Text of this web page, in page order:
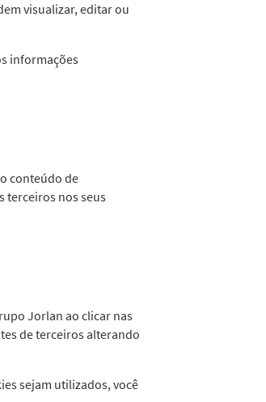
visualizar, editar ou
informações
conteúdo de
terceiros nos seus
Jorlan ao clicar nas
de terceiros alterando
sejam utilizados, você